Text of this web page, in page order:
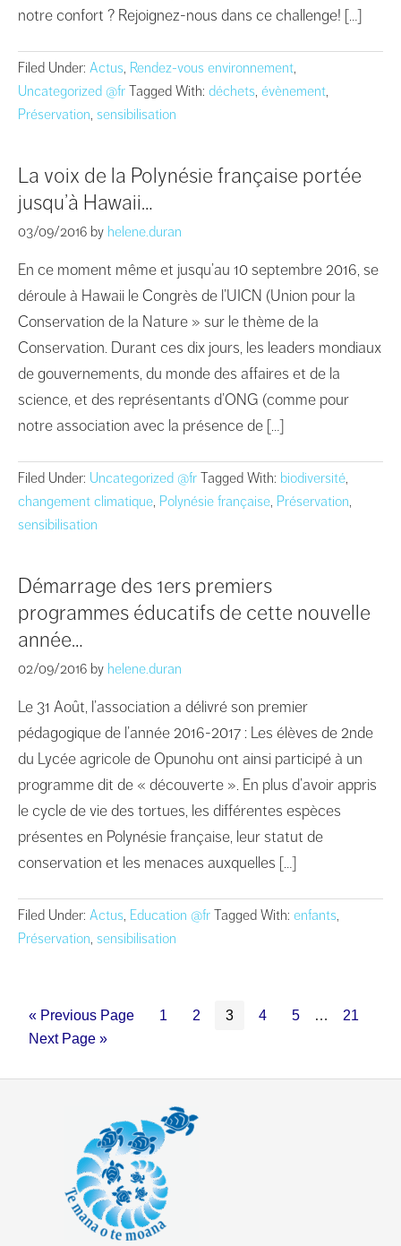
notre confort ? Rejoignez-nous dans ce challenge! […]
Filed Under: Actus, Rendez-vous environnement,
Uncategorized @fr Tagged With: déchets, évènement,
Préservation, sensibilisation
La voix de la Polynésie française portée
jusqu’à Hawaii…
03/09/2016 by helene.duran
En ce moment même et jusqu’au 10 septembre 2016, se
déroule à Hawaii le Congrès de l’UICN (Union pour la
Conservation de la Nature » sur le thème de la
Conservation. Durant ces dix jours, les leaders mondiaux
de gouvernements, du monde des affaires et de la
science, et des représentants d’ONG (comme pour
notre association avec la présence de […]
Filed Under: Uncategorized @fr Tagged With: biodiversité,
changement climatique, Polynésie française, Préservation,
sensibilisation
Démarrage des 1ers premiers
programmes éducatifs de cette nouvelle
année…
02/09/2016 by helene.duran
Le 31 Août, l’association a délivré son premier
pédagogique de l’année 2016-2017 : Les élèves de 2nde
du Lycée agricole de Opunohu ont ainsi participé à un
programme dit de « découverte ». En plus d’avoir appris
le cycle de vie des tortues, les différentes espèces
présentes en Polynésie française, leur statut de
conservation et les menaces auxquelles […]
Filed Under: Actus, Education @fr Tagged With: enfants,
Préservation, sensibilisation
« Previous Page 1 2 3 4 5 …
21
Next Page »